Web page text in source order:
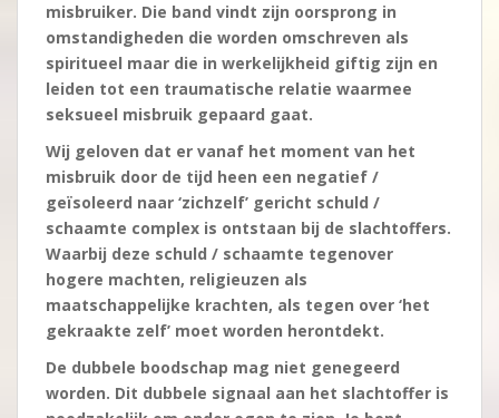
misbruiker. Die band vindt zijn oorsprong in
omstandigheden die worden omschreven als
spiritueel maar die in werkelijkheid giftig zijn en
leiden tot een traumatische relatie waarmee
seksueel misbruik gepaard gaat.
Wij geloven dat er vanaf het moment van het
misbruik door de tijd heen een negatief /
geïsoleerd naar ‘zichzelf’ gericht schuld /
schaamte complex is ontstaan bij de slachtoffers.
Waarbij deze schuld / schaamte tegenover
hogere machten, religieuzen als
maatschappelijke krachten, als tegen over ‘het
gekraakte zelf’ moet worden herontdekt.
De dubbele boodschap mag niet genegeerd
worden. Dit dubbele signaal aan het slachtoffer is